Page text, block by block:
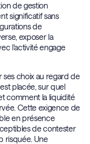
de gestion
significatif sans
de
exposer la
l'activité engage
choix au regard de
placée, sur quel
comment la liquidité
Cette exigence de
en présence
de contester
risquée. Une